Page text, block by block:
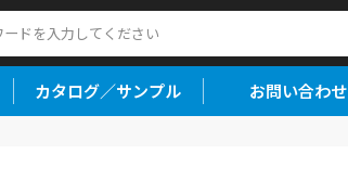
カタログ／サンプル お問い合わせ